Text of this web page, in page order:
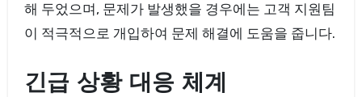
해 두었으며, 문제가 발생했을 경우에는 고객 지원팀
이 적극적으로 개입하여 문제 해결에 도움을 줍니다.
긴급 상황 대응 체계